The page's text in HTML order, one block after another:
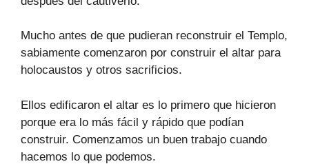
Mucho antes de que pudieran reconstruir el Templo,
sabiamente comenzaron por construir el altar para
holocaustos y otros sacrificios.
Ellos edificaron el altar es lo primero que hicieron
porque era lo más fácil y rápido que podían
construir. Comenzamos un buen trabajo cuando
hacemos lo que podemos.